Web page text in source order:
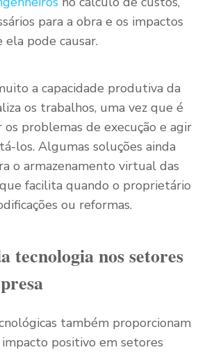
para a obra e os impactos
pode causar.
a capacidade produtiva da
os trabalhos, uma vez que é
problemas de execução e agir
los. Algumas soluções ainda
o armazenamento virtual das
facilita quando o proprietário
ou reformas.
tecnologia nos setores
também proporcionam
positivo em setores